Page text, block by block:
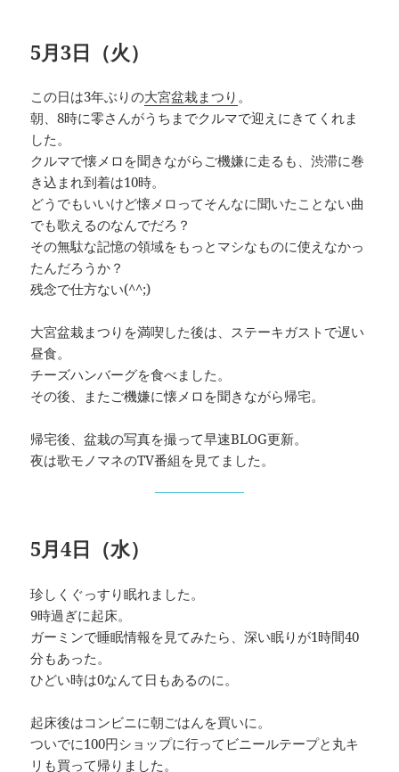
5月3日（火）
この日は3年ぶりの大宮盆栽まつり 。
朝、8時に零さんがうちまでクルマで迎えにきてくれま
した。
クルマで懐メロを聞きながらご機嫌に走るも、渋滞に巻
き込まれ到着は10時。
どうでもいいけど懐メロってそんなに聞いたことない曲
でも歌えるのなんでだろ？
その無駄な記憶の領域をもっとマシなものに使えなかっ
たんだろうか？
残念で仕方ない(^^;)
大宮盆栽まつりを満喫した後は、ステーキガストで遅い
昼食。
チーズハンバーグを食べました。
その後、またご機嫌に懐メロを聞きながら帰宅。
帰宅後、盆栽の写真を撮って早速BLOG更新。
夜は歌モノマネのTV番組を見てました。
5月4日（水）
珍しくぐっすり眠れました。
9時過ぎに起床。
ガーミンで睡眠情報を見てみたら、深い眠りが1時間40
分もあった。
ひどい時は0なんて日もあるのに。
起床後はコンビニに朝ごはんを買いに。
ついでに100円ショップに行ってビニールテープと丸キ
リも買って帰りました。